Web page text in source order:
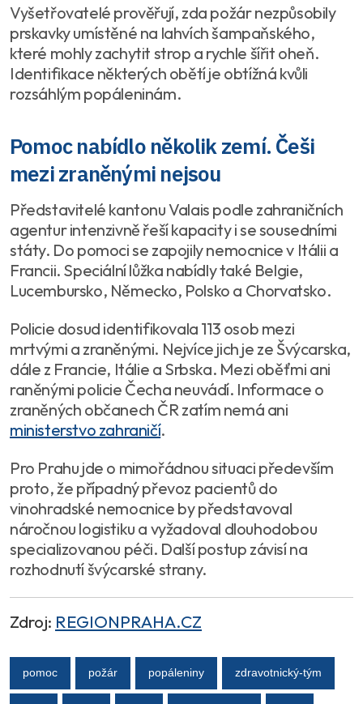
Vyšetřovatelé prověřují, zda požár nezpůsobily
prskavky umístěné na lahvích šampaňského,
které mohly zachytit strop a rychle šířit oheň.
Identifikace některých obětí je obtížná kvůli
rozsáhlým popáleninám.
Pomoc nabídlo několik zemí. Češi
mezi zraněnými nejsou
Představitelé kantonu Valais podle zahraničních
agentur intenzivně řeší kapacity i se sousedními
státy. Do pomoci se zapojily nemocnice v Itálii a
Francii. Speciální lůžka nabídly také Belgie,
Lucembursko, Německo, Polsko a Chorvatsko.
Policie dosud identifikovala 113 osob mezi
mrtvými a zraněnými. Nejvíce jich je ze Švýcarska,
dále z Francie, Itálie a Srbska. Mezi oběťmi ani
raněnými policie Čecha neuvádí. Informace o
zraněných občanech ČR zatím nemá ani
ministerstvo zahraničí.
Pro Prahu jde o mimořádnou situaci především
proto, že případný převoz pacientů do
vinohradské nemocnice by představoval
náročnou logistiku a vyžadoval dlouhodobou
specializovanou péči. Další postup závisí na
rozhodnutí švýcarské strany.
Zdroj: REGIONPRAHA.CZ
pomoc požár popáleniny zdravotnický-tým